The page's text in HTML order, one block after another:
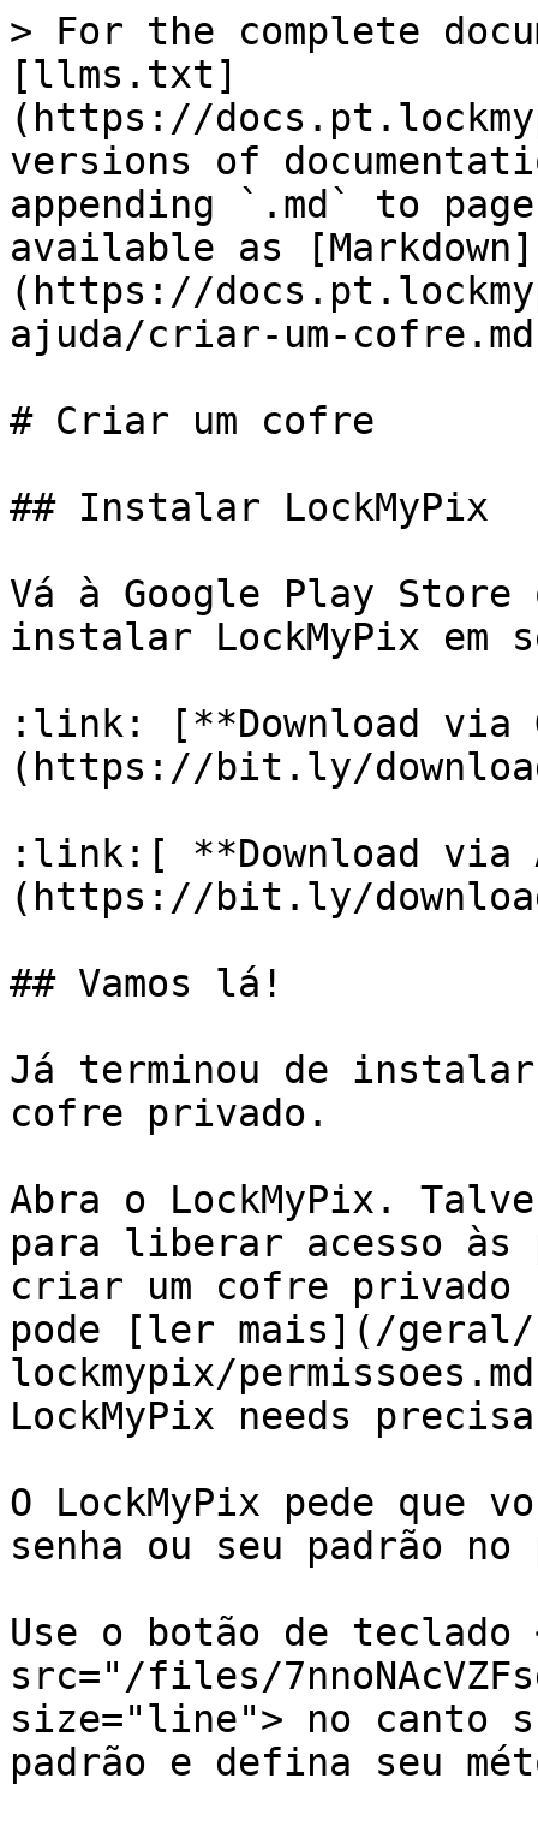
> For the complete
[llms.txt]
(https://
versions of
appending `.md` to
available as [Markdown]
(https://
ajuda/criar-um-
# Criar um cofre
## Instalar LockMyPix
Vá à Google Play
instalar LockMyPix em
:link: [**Download via
(https://bit.ly/
:link:[ **Download via
(https://bit.ly/
## Vamos lá!
Já terminou de
cofre privado.
Abra o LockMyPix.
para liberar acesso às
criar um cofre privado
pode [ler mais](/
lockmypix/
LockMyPix needs
O LockMyPix pede que
senha ou seu padrão
Use o botão de teclado
src="/files/
size="line"> no canto
padrão e defina seu